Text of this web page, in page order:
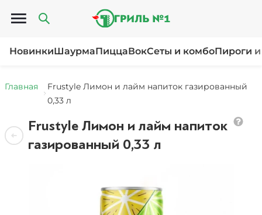
Открыть меню
НовинкиШаурмаПиццаВокСеты и комбоПироги
Главная
Frustyle Лимон и лайм напиток газированный
0,33 л
Frustyle Лимон и лайм напиток
газированный 0,33 л